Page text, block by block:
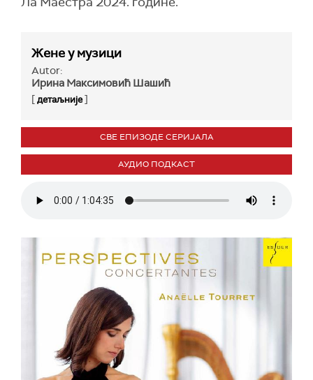
Жене у музици
Autor:
Ирина Максимовић Шашић
[детаљније]
СВЕ ЕПИЗОДЕ СЕРИЈАЛА
АУДИО ПОДКАСТ